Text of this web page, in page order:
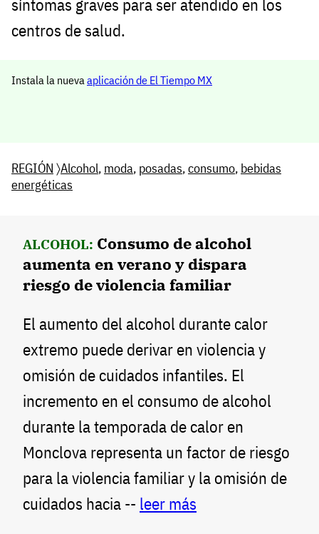
síntomas graves para ser atendido en los
centros de salud.
Instala la nueva aplicación de El Tiempo MX
REGIÓN 〉Alcohol, moda, posadas,consumo, bebidas
energéticas
ALCOHOL: Consumo de alcohol
aumenta en verano y dispara
riesgo de violencia familiar
El aumento del alcohol durante calor
extremo puede derivar en violencia y
omisión de cuidados infantiles. El
incremento en el consumo de alcohol
durante la temporada de calor en
Monclova representa un factor de riesgo
para la violencia familiar y la omisión de
cuidados hacia -- leer más